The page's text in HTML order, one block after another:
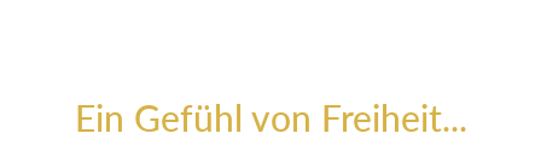
Ein Gefühl von Freiheit...